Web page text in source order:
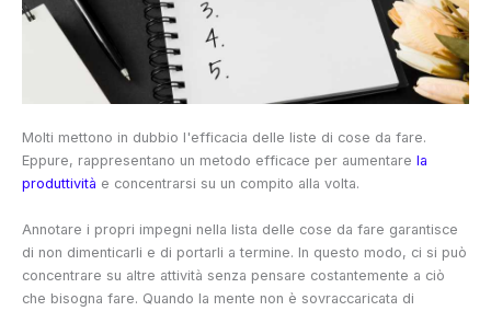
Molti mettono in dubbio l'efficacia delle liste di cose da fare.
Eppure, rappresentano un metodo efficace per aumentare la
produttività e concentrarsi su un compito alla volta.
Annotare i propri impegni nella lista delle cose da fare garantisce
di non dimenticarli e di portarli a termine. In questo modo, ci si può
concentrare su altre attività senza pensare costantemente a ciò
che bisogna fare. Quando la mente non è sovraccaricata di